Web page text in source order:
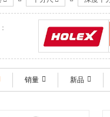
HOLEX
销量 新品